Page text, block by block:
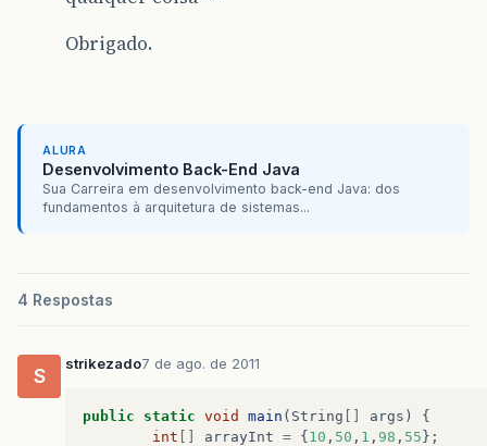
Obrigado.
ALURA
Desenvolvimento Back-End Java
Sua Carreira em desenvolvimento back-end Java: dos
fundamentos à arquitetura de sistemas...
4 Respostas
S
strikezado7 de ago. de 2011
public static void main ( String [] args )
{
int [] arrayInt = {10 , 50 , 1 , 98 , 55};